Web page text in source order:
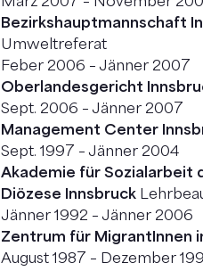
Bezirkshauptmannschaft
Umweltreferat
Feber 2006 – Jänner 2007
Oberlandesgericht
Sept. 2006 – Jänner 2007
Management Center
Sept. 1997 – Jänner 2004
Akademie für Sozialarbeit
Diözese Innsbruck
Jänner 1992 – Jänner 2006
Zentrum für MigrantInnen
August 1987 – Dezember